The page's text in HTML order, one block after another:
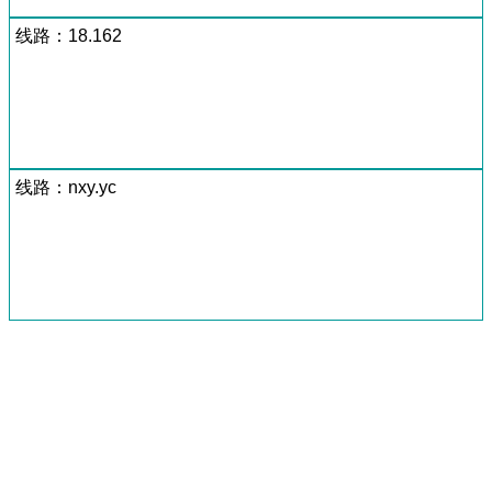
线路：18.162
线路：nxy.yc